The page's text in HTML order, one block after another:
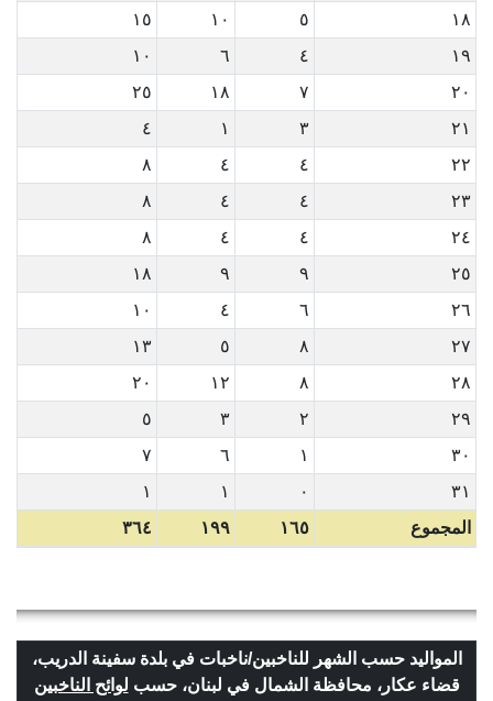
١٨
٥ ١٠
١٥
١٩
٤ ٦
١٠
٢٠
٧ ١٨
٢٥
٢١
٣ ١
٤
٢٢
٤ ٤
٨
٢٣
٤ ٤
٨
٢٤
٤ ٤
٨
٢٥
٩ ٩
١٨
٢٦
٦ ٤
١٠
٢٧
٨ ٥
١٣
٢٨
٨ ١٢
٢٠
٢٩
٢ ٣
٥
٣٠
١ ٦
٧
٣١
٠ ١
١
المجموع
١٦٥ ١٩٩ ٣٦٤
المواليد حسب الشهر للناخبين/ناخبات في بلدة سفينة الدريب،
قضاء عكار، محافظة الشمال في لبنان، حسب لوائح الناخبين